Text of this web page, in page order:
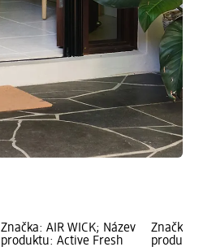
Značka: AIR WICK; Název
produktu: Active Fresh
Značka: